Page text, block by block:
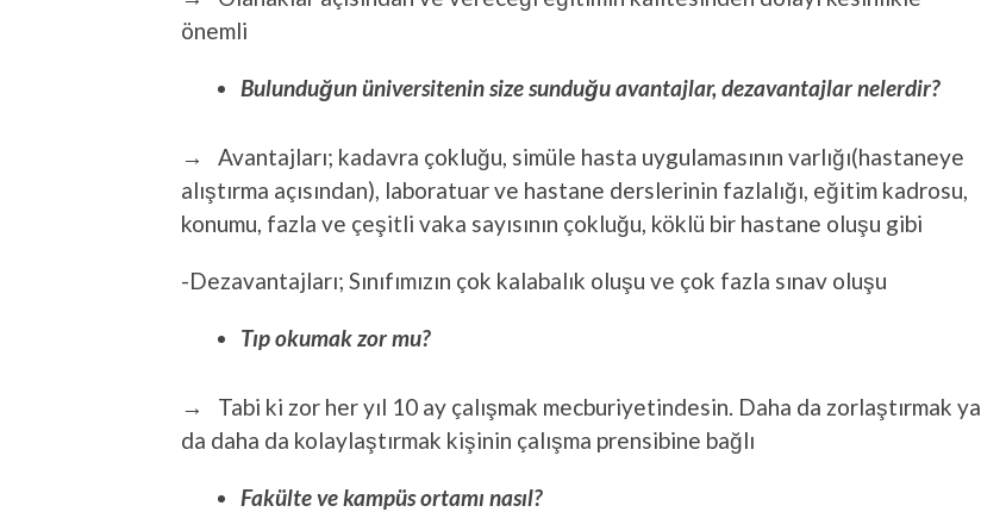
önemli
Bulunduğun üniversitenin size sunduğu avantajlar, dezavantajlar nelerdir?
→ Avantajları; kadavra çokluğu, simüle hasta uygulamasının varlığı(hastaneye
alıştırma açısından), laboratuar ve hastane derslerinin fazlalığı, eğitim kadrosu,
konumu, fazla ve çeşitli vaka sayısının çokluğu, köklü bir hastane oluşu gibi
-Dezavantajları; Sınıfımızın çok kalabalık oluşu ve çok fazla sınav oluşu
Tıp okumak zor mu?
→ Tabi ki zor her yıl 10 ay çalışmak mecburiyetindesin. Daha da zorlaştırmak ya
da daha da kolaylaştırmak kişinin çalışma prensibine bağlı
Fakülte ve kampüs ortamı nasıl?